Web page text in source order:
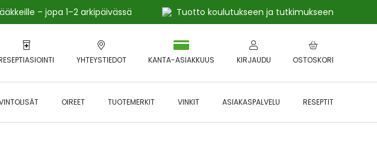
– jopa 1–2 arkipäivässä
Tuotto koulutukseen ja tutkimukseen
YHTEYSTIEDOT OSTOSKORI
KANTA-ASIAKKUUS KIRJAUDU
OIREET TUOTEMERKIT VINKIT ASIAKASPALVELU RESEPTIT